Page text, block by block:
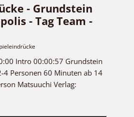
- Grundstein
- Tag Team -
Intro 00:00:57 Grundstein
4 Personen 60 Minuten ab 14
Matsuuchi Verlag: